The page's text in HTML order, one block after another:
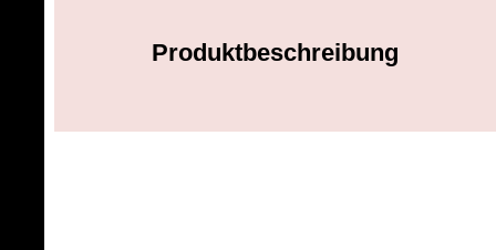
Produktbeschreibung